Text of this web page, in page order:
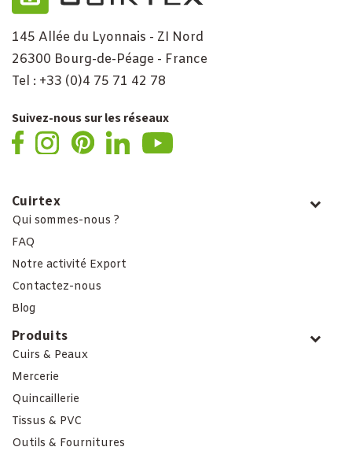
145 Allée du Lyonnais - ZI Nord
26300 Bourg-de-Péage - France
Tel : +33 (0)4 75 71 42 78
Suivez-nous sur les réseaux
Cuirtex
Qui sommes-nous ?
FAQ
Notre activité Export
Contactez-nous
Blog
Produits
Cuirs & Peaux
Mercerie
Quincaillerie
Tissus & PVC
Outils & Fournitures